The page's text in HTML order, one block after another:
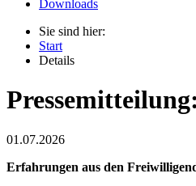
Downloads
Sie sind hier:
Start
Details
01.07.2026
Erfahrungen aus den